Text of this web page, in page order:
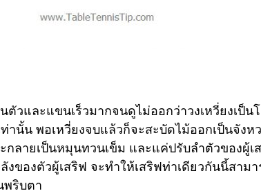
วและแขนเร็วมากจนดูไม่ออกว่าวงเหวี่ยงเป็น
นั้น พอเหวี่ยงจบแล้วก็จะสะบัดไม้ออกเป็นจังห
ลายเป็นหมุนทวนเข็ม และแค่ปรับลำตัวของผู้เ
ของตัวผู้เสริฟ จะทำให้เสริฟท่าเดียวกันนี้สามา
พริบตา